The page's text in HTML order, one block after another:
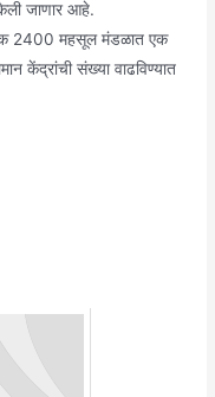
जाणार आहे.
2400 महसूल मंडळात एक
केंद्रांची संख्या वाढविण्यात